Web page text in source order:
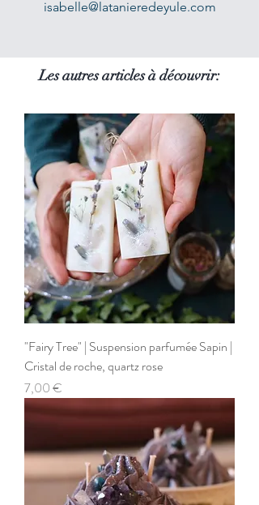
De cette façon, vous conserverez
Le bijou peut être ajusté facilement
à votre taille, uniquement au niveau
de l'ouverture: je conseille de ne pas
le manipuler trop de fois, sans quoi
cela modifiera sa forme et risque
d'abîmer la structure de la matière.
Prendre des précautions à ne pas
modifier le métal au niveau des
pierres afin d'éviter de les abîmer ou
de les déloger.
isabelle@latanieredeyule.com
Les autres articles à découvrir:
"Fairy Tree" | Suspension parfumée Sapin |
Cristal de roche, quartz rose
Prix
7,00 €